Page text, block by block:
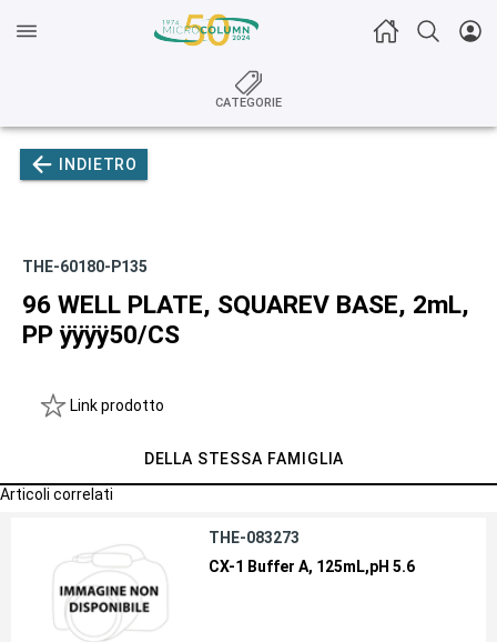
CATEGORIE
INDIETRO
THE-60180-P135
96 WELL PLATE, SQUAREV BASE, 2mL,
PP ÿÿÿÿ50/CS
Link prodotto
DELLA STESSA FAMIGLIA
Articoli correlati
THE-083273
CX-1 Buffer A, 125mL,pH 5.6